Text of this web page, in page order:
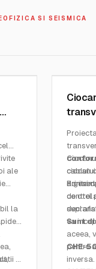
SI SEISMICA
ale
la
in
ciocan
a
dorita
Prin
de otel
va
aceea,
pentru
inversa.
Sunt
CHE-